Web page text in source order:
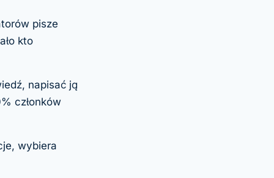
pisze
kto
napisać ją
członków
wybiera